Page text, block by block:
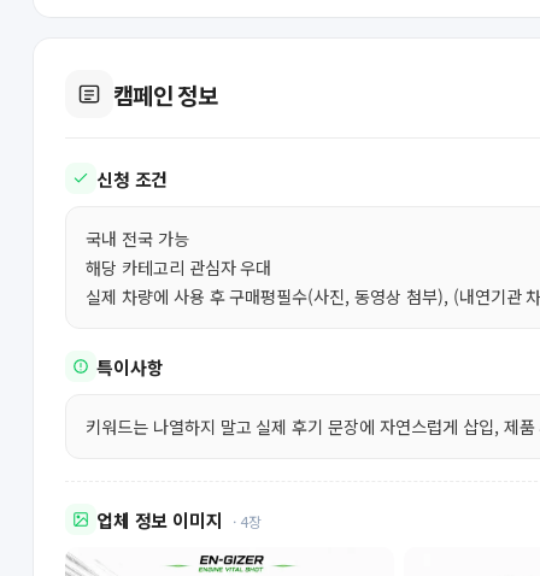
캠페인 정보
신청 조건
국내 전국 가능
해당 카테고리 관심자 우대
실제 차량에 사용 후 구매평필수(사진, 동영상 첨부), (내연기관
특이사항
키워드는 나열하지 말고 실제 후기 문장에 자연스럽게 삽입, 제
업체 정보 이미지 · 4장